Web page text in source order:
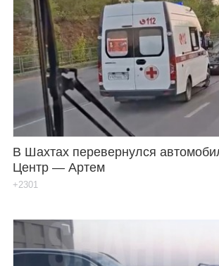
В Шахтах перевернулся
Центр — Артем
+2301